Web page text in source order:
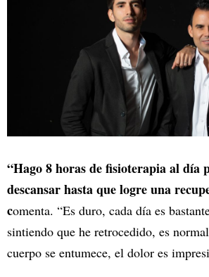
“Hago 8 horas de fisioterapia al día
descansar hasta que logre una
comenta. “Es duro, cada día es
sintiendo que he retrocedido, es
cuerpo se entumece, el dolor es